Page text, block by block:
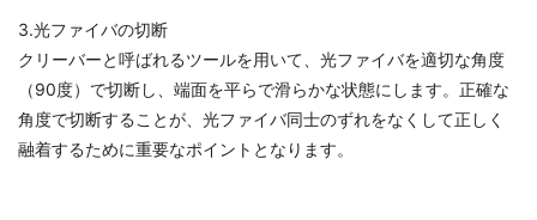
3.光ファイバの切断
クリーバーと呼ばれるツールを用いて、光ファイバを適切な角度
（90度）で切断し、端面を平らで滑らかな状態にします。正確な
角度で切断することが、光ファイバ同士のずれをなくして正しく
融着するために重要なポイントとなります。